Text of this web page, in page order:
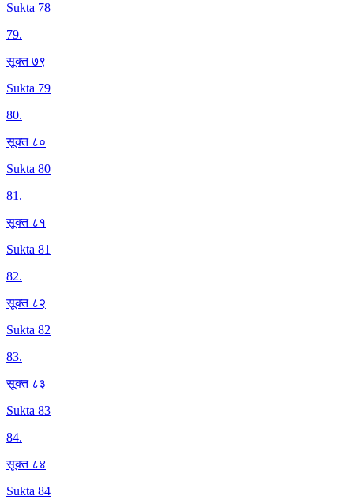
Sukta 78
79.
सूक्त ७९
Sukta 79
80.
सूक्त ८०
Sukta 80
81.
सूक्त ८१
Sukta 81
82.
सूक्त ८२
Sukta 82
83.
सूक्त ८३
Sukta 83
84.
सूक्त ८४
Sukta 84